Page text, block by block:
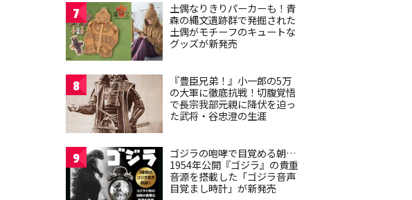
7
土偶なりきりパーカーも！青
森の縄文遺跡群で発掘された
土偶がモチーフのキュートな
グッズが新発売
8
『豊臣兄弟！』小一郎の5万
の大軍に徹底抗戦！切腹覚悟
で長宗我部元親に降伏を迫っ
た武将・谷忠澄の生涯
9
ゴジラの咆哮で目覚める朝…
1954年公開『ゴジラ』の貴重
音源を搭載した「ゴジラ音声
目覚まし時計」が新発売